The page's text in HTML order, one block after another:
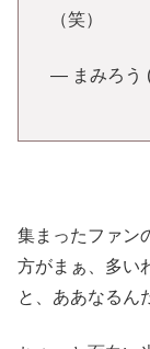
（笑）
— まみろう
集まったファン
方がまぁ、多い
と、ああなるん